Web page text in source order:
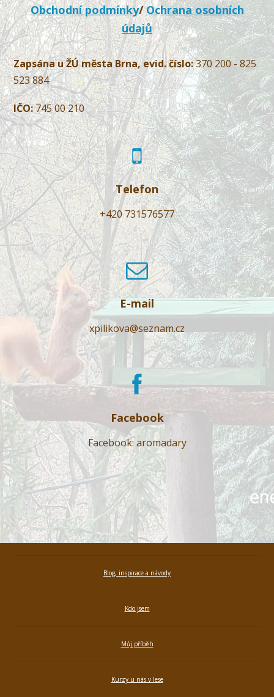
Obchodní podmínky/Ochrana osobních
údajů
Zapsána u ŽÚ města Brna, evid. číslo:370 200 - 825
523 884
IČO:745 00 210
Telefon
+420 731576577
E-mail
xpilikova@seznam.cz
Facebook
Facebook: aromadary
Blog, inspirace a návody
Kdo jsem
Můj příběh
Kurzy u nás v lese